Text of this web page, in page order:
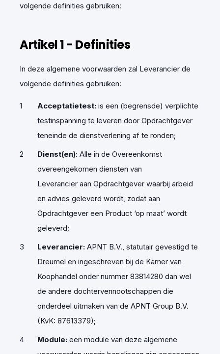
volgende definities gebruiken:
Artikel1- Definities
In deze algemene voorwaarden zal Leverancier de
volgende definities gebruiken:
Acceptatietest: is een (begrensde) verplichte
testinspanning te leveren door Opdrachtgever
teneinde de dienstverlening af te ronden;
Dienst(en): Alle in de Overeenkomst
overeengekomen diensten van
Leverancier aan Opdrachtgever waarbij arbeid
en advies geleverd wordt, zodat aan
Opdrachtgever een Product ‘op maat’ wordt
geleverd;
Leverancier: APNT B.V., statutair gevestigd te
Dreumel en ingeschreven bij de Kamer van
Koophandel onder nummer 83814280 dan wel
de andere dochtervennootschappen die
onderdeel uitmaken van de APNT Group B.V.
(KvK: 87613379);
Module: een module van deze algemene